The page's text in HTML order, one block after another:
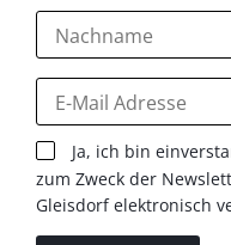
Ja, ich bin
zum Zweck der
Gleisdorf elektronisch